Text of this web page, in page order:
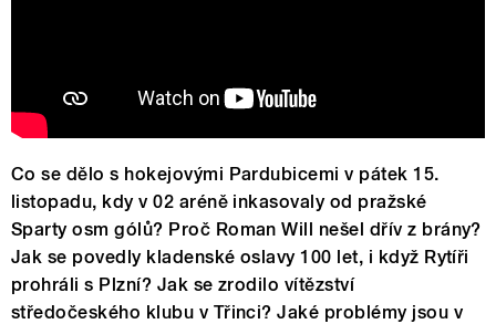
Co se dělo s hokejovými Pardubicemi v pátek 15.
listopadu, kdy v 02 aréně inkasovaly od pražské
Sparty osm gólů? Proč Roman Will nešel dřív z brány?
Jak se povedly kladenské oslavy 100 let, i když Rytíři
prohráli s Plzní? Jak se zrodilo vítězství
středočeského klubu v Třinci? Jaké problémy jsou v